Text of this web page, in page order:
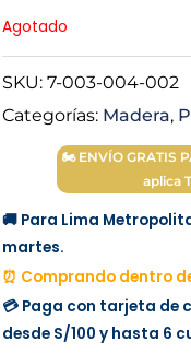
Agotado
SKU: 7-003-004-002
Categorías: Madera,
🏍 ENVÍO GRATIS
aplica
🚚 Para Lima
martes.
⏰ Comprando dentro
💳 Paga con tarjeta de
desde S/100 y hasta 6